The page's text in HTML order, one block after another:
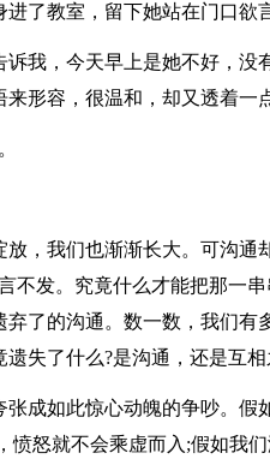
了教室，留下她站在门口欲
，今天早上是她不好，没
形容，很温和，却又透着一
我们也渐渐长大。可沟通
不发。究竟什么才能把那一
了的沟通。数一数，我们有
失了什么?是沟通，还是互相
如此惊心动魄的争吵。假
怒就不会乘虚而入;假如我